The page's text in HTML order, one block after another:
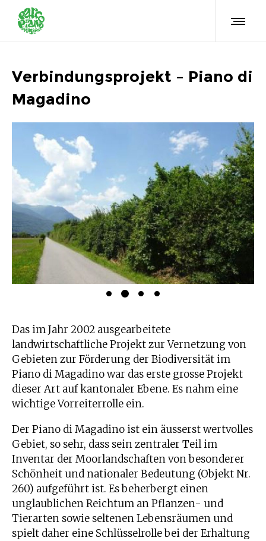
Verbindungsprojekt – Piano di
Magadino
Das im Jahr 2002 ausgearbeitete
landwirtschaftliche Projekt zur Vernetzung von
Gebieten zur Förderung der Biodiversität im
Piano di Magadino war das erste grosse Projekt
dieser Art auf kantonaler Ebene. Es nahm eine
wichtige Vorreiterrolle ein.
Der Piano di Magadino ist ein äusserst wertvolles
Gebiet, so sehr, dass sein zentraler Teil im
Inventar der Moorlandschaften von besonderer
Schönheit und nationaler Bedeutung (Objekt Nr.
260) aufgeführt ist. Es beherbergt einen
unglaublichen Reichtum an Pflanzen- und
Tierarten sowie seltenen Lebensräumen und
spielt daher eine Schlüsselrolle bei der Erhaltung